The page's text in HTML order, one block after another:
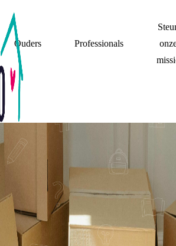
Ouders Professionals
'MIJN